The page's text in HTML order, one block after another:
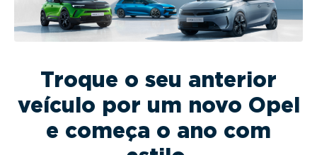
Troque o seu anterior
veículo por um novo Opel
e começa o ano com